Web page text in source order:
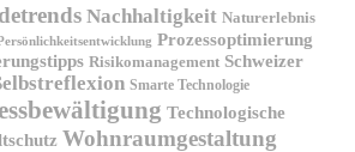
Nachhaltigkeit Naturerlebnis
Prozessoptimierung
Risikomanagement Schweizer
Smarte Technologie
Technologische
Wohnraumgestaltung